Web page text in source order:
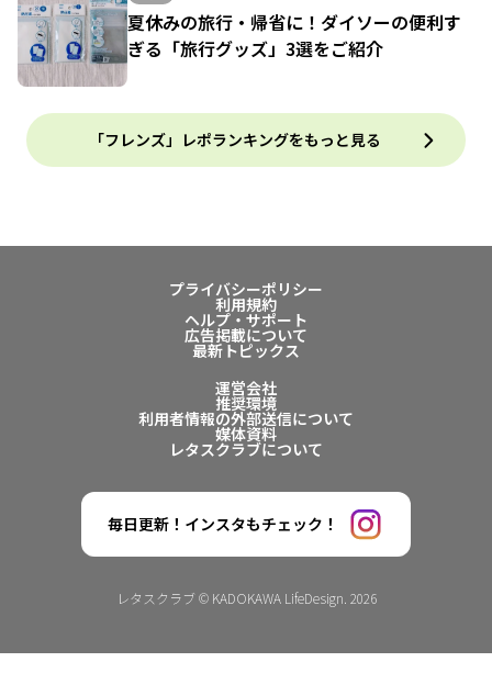
夏休みの旅行・帰省に！ダイソーの便利す
ぎる「旅行グッズ」3選をご紹介
「フレンズ」レポランキングをもっと見る
プライバシーポリシー
利用規約
ヘルプ・サポート
広告掲載について
最新トピックス
運営会社
推奨環境
利用者情報の外部送信について
媒体資料
レタスクラブについて
毎日更新！インスタもチェック！
レタスクラブ © KADOKAWA LifeDesign. 2026